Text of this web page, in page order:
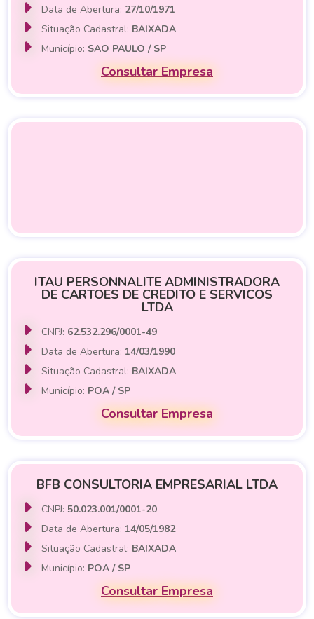
Data de Abertura: 27/10/1971
Situação Cadastral: BAIXADA
Município: SAO PAULO / SP
Consultar Empresa
ITAU PERSONNALITE ADMINISTRADORA
DE CARTOES DE CREDITO E SERVICOS
LTDA
CNPJ: 62.532.296/0001-49
Data de Abertura: 14/03/1990
Situação Cadastral: BAIXADA
Município: POA / SP
Consultar Empresa
BFB CONSULTORIA EMPRESARIAL LTDA
CNPJ: 50.023.001/0001-20
Data de Abertura: 14/05/1982
Situação Cadastral: BAIXADA
Município: POA / SP
Consultar Empresa